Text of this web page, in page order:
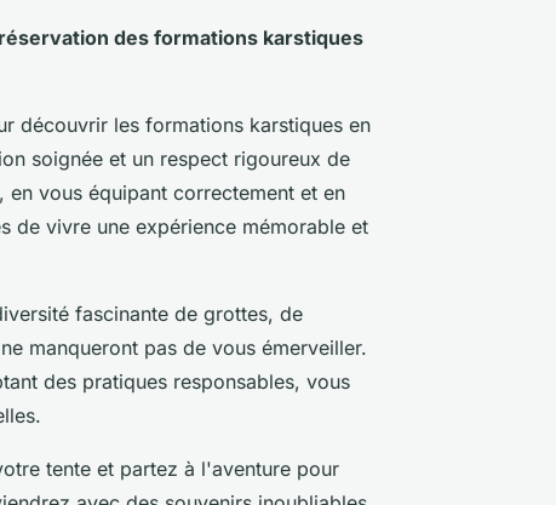
des formations karstiques
découvrir les formations karstiques en
soignée et un respect rigoureux de
vous équipant correctement et en
de vivre une expérience mémorable et
fascinante de grottes, de
manqueront pas de vous émerveiller.
des pratiques responsables, vous
tente et partez à l'aventure pour